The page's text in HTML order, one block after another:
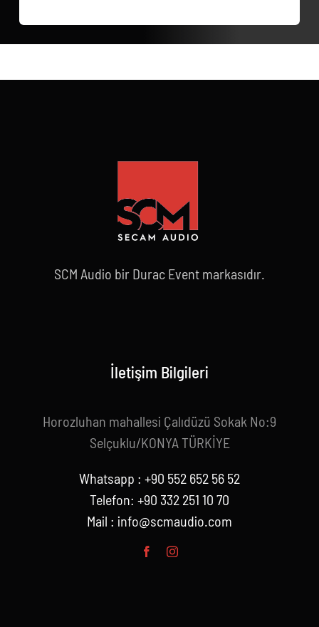
SCM Audio bir Durac Event markasıdır.
İletişim Bilgileri
Horozluhan mahallesi Çalıdüzü Sokak No:9
Selçuklu/KONYA TÜRKİYE
Whatsapp : +90 552 652 56 52
Telefon: +90 332 251 10 70
Mail : info@scmaudio.com